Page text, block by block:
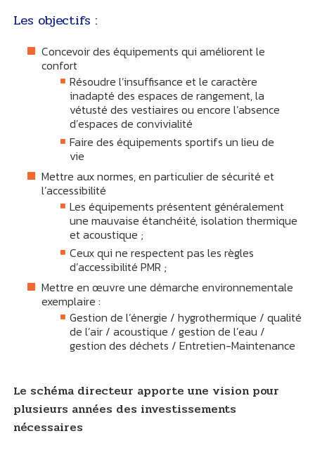
Les objectifs :
Concevoir des équipements qui améliorent le
confort
Résoudre l’insuffisance et le caractère
inadapté des espaces de rangement, la
vétusté des vestiaires ou encore l’absence
d’espaces de convivialité
Faire des équipements sportifs un lieu de
vie
Mettre aux normes, en particulier de sécurité et
l’accessibilité
Les équipements présentent généralement
une mauvaise étanchéité, isolation thermique
et acoustique ;
Ceux qui ne respectent pas les règles
d’accessibilité PMR ;
Mettre en œuvre une démarche environnementale
exemplaire :
Gestion de l’énergie / hygrothermique / qualité
de l’air / acoustique / gestion de l’eau /
gestion des déchets / Entretien-Maintenance
Le schéma directeur apporte une vision pour
plusieurs années des investissements
nécessaires